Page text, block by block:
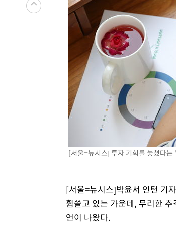
[서울=뉴시스] 투자 기회를 놓쳤다
[서울=뉴시스]박윤서 인턴 기
휩쓸고 있는 가운데, 무리한
언이 나왔다.